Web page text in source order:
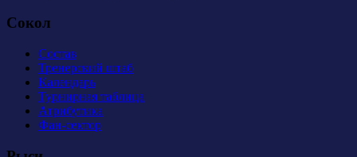
Сокол
Состав
Тренерский штаб
Календарь
Турнирная таблица
Атрибутика
Фан-сектор